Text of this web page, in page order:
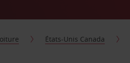
États-Unis Canada